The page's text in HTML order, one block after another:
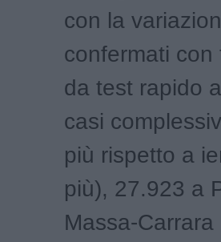
con la
confermati
da test rapido
casi
più rispetto a
più), 27.923 a
Massa-